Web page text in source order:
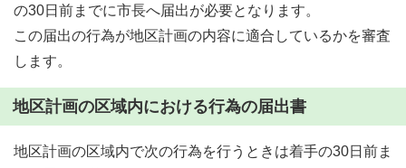
の30日前までに市長へ届出が必要となります。
この届出の行為が地区計画の内容に適合しているかを審査
します。
地区計画の区域内における行為の届出書
地区計画の区域内で次の行為を行うときは着手の30日前ま